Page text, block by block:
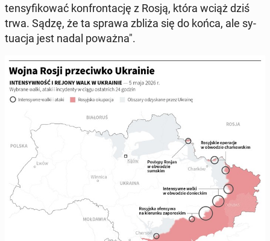
ten­sy­fi­ko­wać kon­fron­ta­cję z Rosją, która wciąż dziś
trwa. Sądzę, że ta sprawa zbliża się do końca, ale sy­
tu­acja jest nadal poważna".